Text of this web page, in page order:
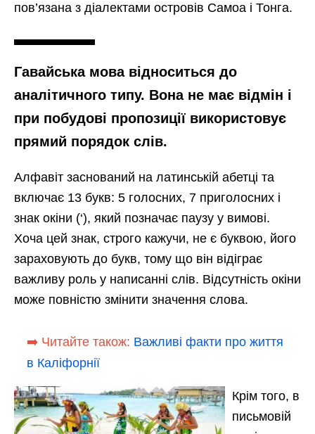
пов’язана з діалектами островів Самоа і Тонга.
Гавайська мова відноситься до
аналітичного типу. Вона не має відмін і
при побудові пропозиції використовує
прямий порядок слів.
Алфавіт заснований на латинській абетці та
включає 13 букв: 5 голосних, 7 приголосних і
знак окіни (‘), який позначає паузу у вимові.
Хоча цей знак, строго кажучи, не є буквою, його
зараховують до букв, тому що він відіграє
важливу роль у написанні слів. Відсутність окіни
може повністю змінити значення слова.
➡️ Читайте також: Важливі факти про життя
в Каліфорнії
Крім того, в
письмовій